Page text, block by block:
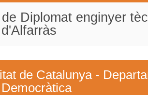
Diplomat enginyer
de Catalunya -